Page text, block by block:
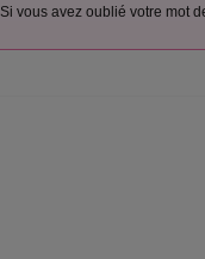
Si vous avez oublié votre mot